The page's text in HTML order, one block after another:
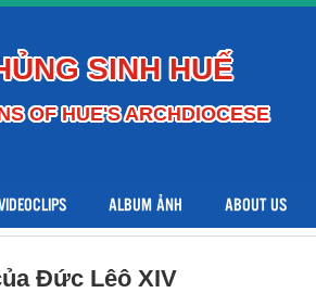
SINH HUẾ
OF HUE'S ARCHDIOCESE
ALBUM ẢNH ABOUT US
Đức Lêô XIV